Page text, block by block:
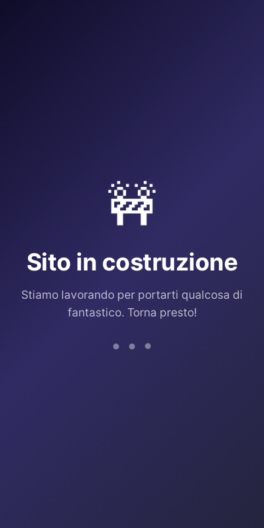
🚧
Sito in costruzione
Stiamo lavorando per portarti qualcosa di
fantastico. Torna presto!